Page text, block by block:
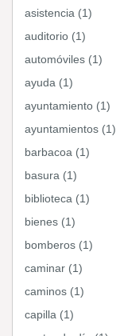
asistencia (1)
auditorio (1)
automóviles (1)
ayuda (1)
ayuntamiento (1)
ayuntamientos (1)
barbacoa (1)
basura (1)
biblioteca (1)
bienes (1)
bomberos (1)
caminar (1)
caminos (1)
capilla (1)